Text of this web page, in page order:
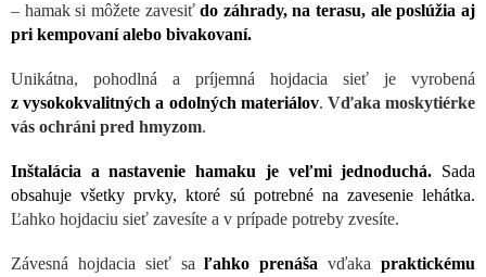
– hamak si môžete zavesiťdo záhrady, na terasu, ale poslúžia aj
pri kempovaní alebo bivakovaní.
Unikátna, pohodlná a príjemná hojdacia sieť je vyrobená
z vysokokvalitných a odolných materiálov. Vďaka moskytiérke
vás ochráni pred hmyzom.
Inštalácia a nastavenie hamaku je veľmi jednoduchá. Sada
obsahuje všetky prvky, ktoré sú potrebné na zavesenie lehátka.
Ľahko hojdaciu sieť zavesíte a v prípade potreby zvesíte.
Závesná hojdacia sieť saľahko prenáša vďakapraktickému